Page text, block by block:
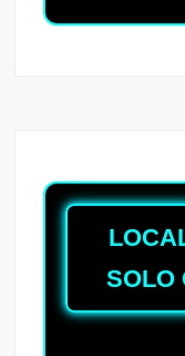
SOLO